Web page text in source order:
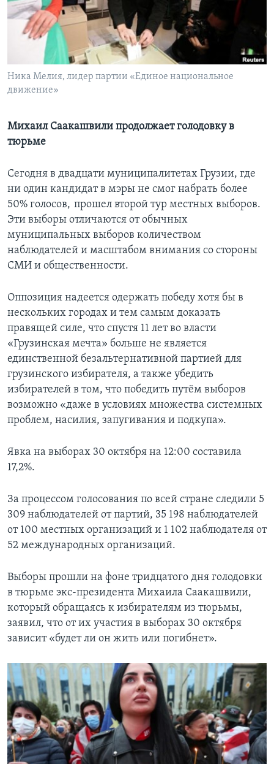
Learning English
СОЦИАЛЬНЫЕ СЕТИ
Ника Мелия, лидер партии «Единое национальное
движение»
Михаил Саакашвили продолжает голодовку в
тюрьме
Сегодня в двадцати муниципалитетах Грузии, где
ни один кандидат в мэры не смог набрать более
50% голосов, прошел второй тур местных выборов.
Эти выборы отличаются от обычных
муниципальных выборов количеством
наблюдателей и масштабом внимания со стороны
СМИ и общественности.
Оппозиция надеется одержать победу хотя бы в
нескольких городах и тем самым доказать
правящей силе, что спустя 11 лет во власти
«Грузинская мечта» больше не является
единственной безальтернативной партией для
грузинского избирателя, а также убедить
избирателей в том, что победить путём выборов
возможно «даже в условиях множества системных
проблем, насилия, запугивания и подкупа».
Явка на выборах 30 октября на 12:00 составила
17,2%.
За процессом голосования по всей стране следили 5
309 наблюдателей от партий, 35 198 наблюдателей
от 100 местных организаций и 1 102 наблюдателя от
52 международных организаций.
Выборы прошли на фоне тридцатого дня голодовки
в тюрьме экс-президента Михаила Саакашвили,
который обращаясь к избирателям из тюрьмы,
заявил, что от их участия в выборах 30 октября
зависит «будет ли он жить или погибнет».